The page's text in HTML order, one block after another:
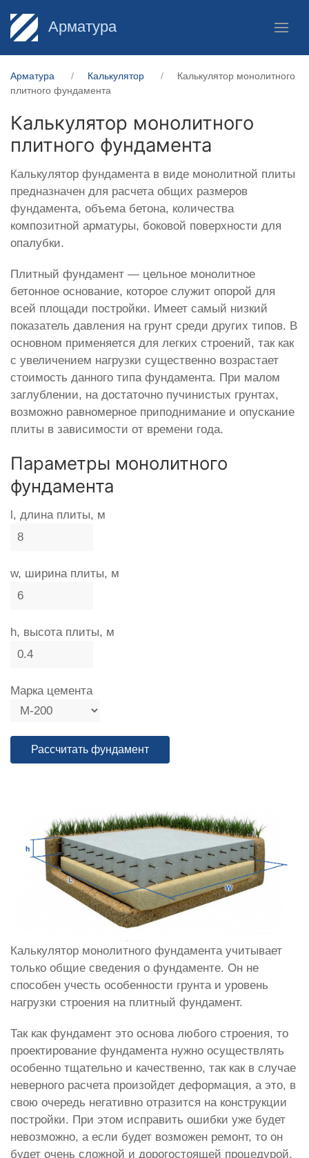
Арматура
Арматура Калькулятор
Калькулятор монолитного
плитного фундамента
Калькулятор монолитного
плитного фундамента
Калькулятор фундамента в виде монолитной плиты
предназначен для расчета общих размеров
фундамента, объема бетона, количества
композитной арматуры, боковой поверхности для
опалубки.
Плитный фундамент — цельное монолитное
бетонное основание, которое служит опорой для
всей площади постройки. Имеет самый низкий
показатель давления на грунт среди других типов. В
основном применяется для легких строений, так как
с увеличением нагрузки существенно возрастает
стоимость данного типа фундамента. При малом
заглублении, на достаточно пучинистых грунтах,
возможно равномерное приподнимание и опускание
плиты в зависимости от времени года.
Параметры монолитного
фундамента
l, длина плиты, м
w, ширина плиты, м
h, высота плиты, м
Марка цемента
Калькулятор монолитного фундамента учитывает
только общие сведения о фундаменте. Он не
способен учесть особенности грунта и уровень
нагрузки строения на плитный фундамент.
Так как фундамент это основа любого строения, то
проектирование фундамента нужно осуществлять
особенно тщательно и качественно, так как в случае
неверного расчета произойдет деформация, а это, в
свою очередь негативно отразится на конструкции
постройки. При этом исправить ошибки уже будет
невозможно, а если будет возможен ремонт, то он
будет очень сложной и дорогостоящей процедурой.